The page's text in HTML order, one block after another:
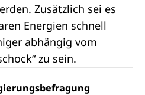
Zusätzlich sei es
Energien schnell
abhängig vom
zu sein.